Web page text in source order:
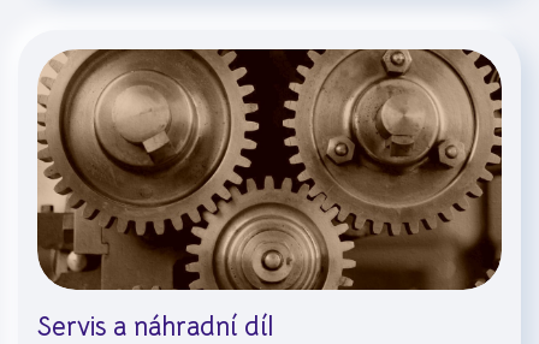
Servis a náhradní díl